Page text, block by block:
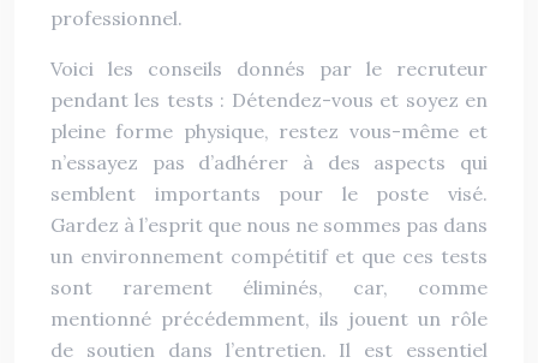
professionnel.
Voici les conseils donnés par le recruteur
pendant les tests : Détendez-vous et soyez en
pleine forme physique, restez vous-même et
n’essayez pas d’adhérer à des aspects qui
semblent importants pour le poste visé.
Gardez à l’esprit que nous ne sommes pas dans
un environnement compétitif et que ces tests
sont rarement éliminés, car, comme
mentionné précédemment, ils jouent un rôle
de soutien dans l’entretien. Il est essentiel